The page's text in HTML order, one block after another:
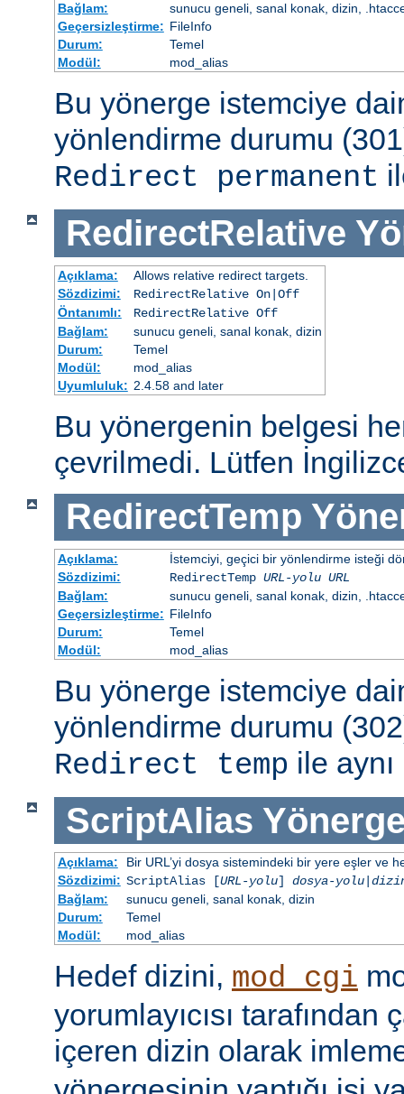
Bağlam:
sunucu geneli, sanal konak, dizin,
Geçersizleştirme: FileInfo
Durum:
Temel
Modül:
mod_alias
Bu yönerge istemciye
yönlendirme durumu
Redirect permanent
RedirectRelative
Açıklama:
Allows relative redirect targets.
Sözdizimi:
RedirectRelative On|Off
Öntanımlı:
RedirectRelative Off
Bağlam:
sunucu geneli, sanal konak, dizin
Durum:
Temel
Modül:
mod_alias
Uyumluluk: 2.4.58 and later
Bu yönergenin belgesi
çevrilmedi. Lütfen
RedirectTemp
Açıklama:
İstemciyi, geçici bir yönlendirme isteği
Sözdizimi:
RedirectTemp URL-yolu URL
Bağlam:
sunucu geneli, sanal konak, dizin,
Geçersizleştirme: FileInfo
Durum:
Temel
Modül:
mod_alias
Bu yönerge istemciye
yönlendirme durumu
Redirect temp ile
ScriptAlias
Açıklama:
Bir URL’yi dosya sistemindeki bir yere eşler ve
Sözdizimi: ScriptAlias [URL-yolu] dosya-yolu|
Bağlam:
sunucu geneli, sanal konak, dizin
Durum:
Temel
Modül:
mod_alias
Hedef dizini, mod_cgi
yorumlayıcısı tarafından
içeren dizin olarak